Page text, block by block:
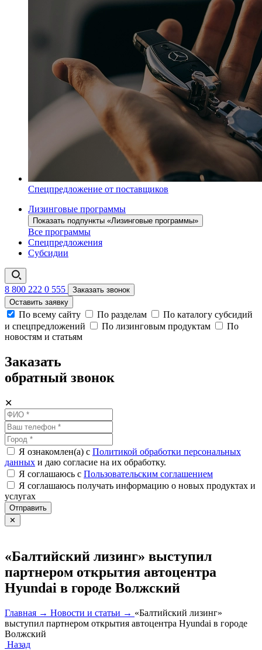
Спецпредложение от поставщиков
Лизинговые программы
Показать подпункты «Лизинговые программы»
Все программы
Спецпредложения
Субсидии
8 800 222 0 555
Заказать звонок
Оставить заявку
По всему сайту По разделам
По каталогу субсидий
и спецпредложений
По лизинговым продуктам
По
новостям и статьям
Заказать
обратный звонок
✕
Я ознакомлен(а) с Политикой обработки персональных
данных и даю согласие на их обработку.
Я соглашаюсь c Пользовательским соглашением
Я соглашаюсь получать информацию о новых продуктах и
услугах
Отправить
✕
«Балтийский лизинг» выступил
партнером открытия автоцентра
Hyundai в городе Волжский
Главная → Новости и статьи → «Балтийский лизинг»
выступил партнером открытия автоцентра Hyundai в городе
Волжский
Назад